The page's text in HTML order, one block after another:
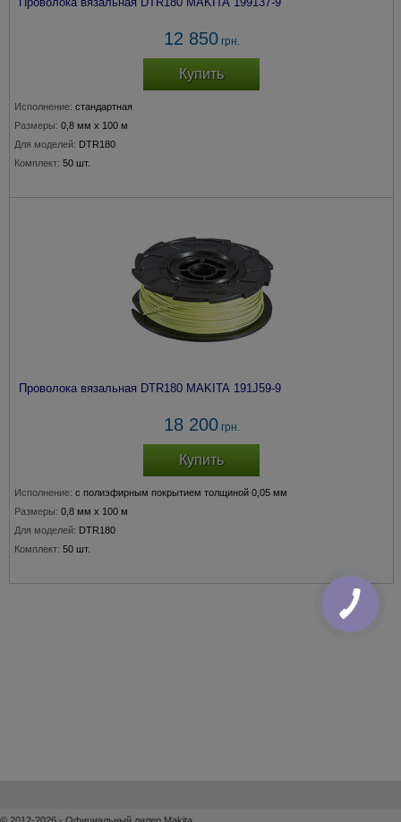
12 850грн.
Купить
Исполнение: стандартная
Размеры: 0,8 мм х 100 м
Для моделей: DTR180
Комплект: 50 шт.
Проволока вязальная DTR180 MAKITA 191J59-9
18 200грн.
Купить
Исполнение: с полиэфирным покрытием толщиной 0,05 мм
Размеры: 0,8 мм х 100 м
Для моделей: DTR180
Комплект: 50 шт.